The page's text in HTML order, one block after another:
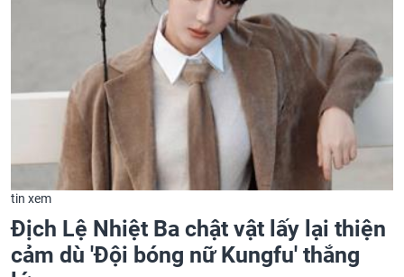
tin xem
Địch Lệ Nhiệt Ba chật vật lấy lại thiện
cảm dù 'Đội bóng nữ Kungfu' thắng